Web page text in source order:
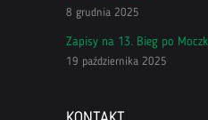
8 grudnia 2025
Zapisy na 13. Bieg po
19 października 2025